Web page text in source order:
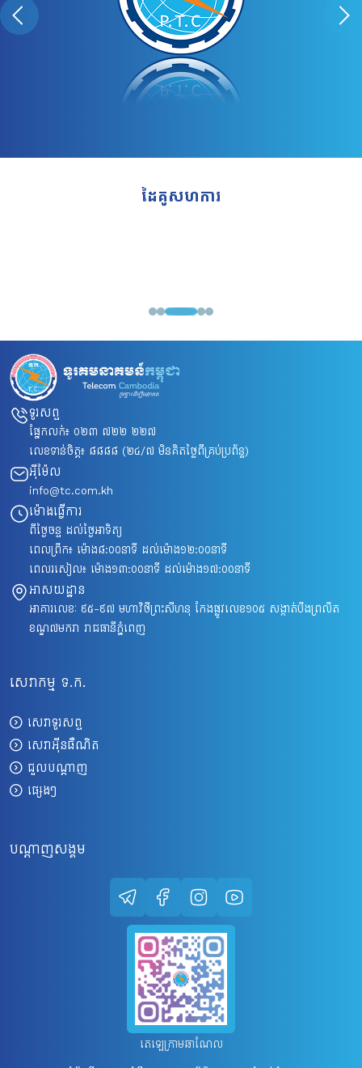
ដៃគូសហការ
ទូរសព្ទ
ផ្នែកលក់៖ ០២៣ ៧២២ ២២៧
លេខទាន់ចិត្ត៖ ៨៨៨៨ (២៤/៧ មិនគិតថ្លៃពីគ្រប់ប្រព័ន្ធ)
អ៊ីម៉ែល
info@tc.com.kh
ម៉ោងធ្វើការ
ពីថ្ងៃចន្ទ ដល់ថ្ងៃអាទិត្យ
ពេលព្រឹក៖ ម៉ោង៨​:០០នាទី ដល់ម៉ោង១២:០០នាទី
ពេលរសៀល៖ ម៉ោង១៣:០០នាទី ដល់ម៉ោង១៧:០០នាទី
អាសយដ្ឋាន
អាគារលេខៈ ៩៥-៩៧ មហាវិថីព្រះសីហនុ កែងផ្លូវលេខ១០៥ សង្កាត់បឹងព្រលឹត
ខណ្ឌ៧មករា រាជធានីភ្នំពេញ
សេវាកម្ម ទ.ក.
សេវាទូរសព្ទ
សេវាអ៊ីនធឺណិត
ជួលបណ្តាញ
ផ្សេងៗ
បណ្តាញសង្គម
តេឡេក្រាមឆាណែល